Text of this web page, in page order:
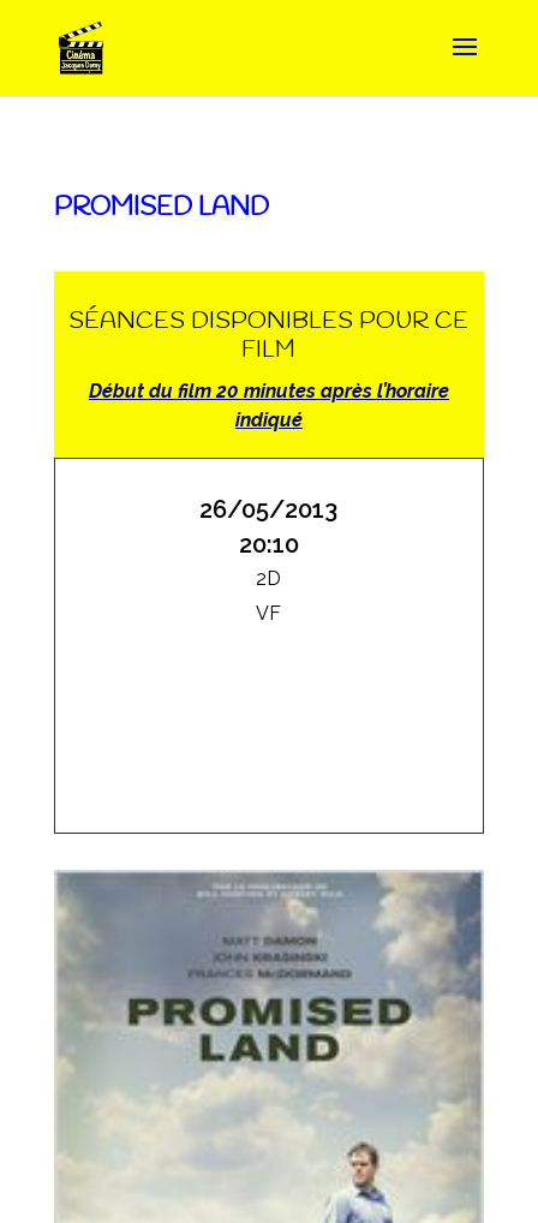
PROMISED LAND
SÉANCES DISPONIBLES POUR CE
FILM
Début du film 20 minutes après l’horaire
indiqué
26/05/2013
20:10
2D
VF